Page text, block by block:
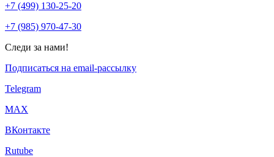
+7 (499) 130-25-20
+7 (985) 970-47-30
Следи за нами!
Подписаться на email-рассылку
Telegram
МАХ
ВКонтакте
Rutube